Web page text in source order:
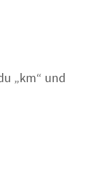
„km“ und